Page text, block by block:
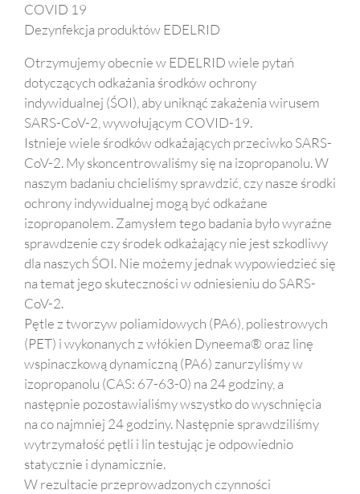
COVID 19
Dezynfekcja produktów EDELRID
Otrzymujemy obecnie w EDELRID wiele pytań
dotyczących odkażania środków ochrony
indywidualnej (ŚOI), aby uniknąć zakażenia wirusem
SARS-CoV-2, wywołującym COVID-19.
Istnieje wiele środków odkażających przeciwko SARS-
CoV-2. My skoncentrowaliśmy się na izopropanolu. W
naszym badaniu chcieliśmy sprawdzić, czy nasze środki
ochrony indywidualnej mogą być odkażane
izopropanolem. Zamysłem tego badania było wyraźne
sprawdzenie czy środek odkażający nie jest szkodliwy
dla naszych ŚOI. Nie możemy jednak wypowiedzieć się
na temat jego skuteczności w odniesieniu do SARS-
CoV-2.
Pętle z tworzyw poliamidowych (PA6), poliestrowych
(PET) i wykonanych z włókien Dyneema® oraz linę
wspinaczkową dynamiczną (PA6) zanurzyliśmy w
izopropanolu (CAS: 67-63-0) na 24 godziny, a
następnie pozostawialiśmy wszystko do wyschnięcia
na co najmniej 24 godziny. Następnie sprawdziliśmy
wytrzymałość pętli i lin testując je odpowiednio
statycznie i dynamicznie.
W rezultacie przeprowadzonych czynności